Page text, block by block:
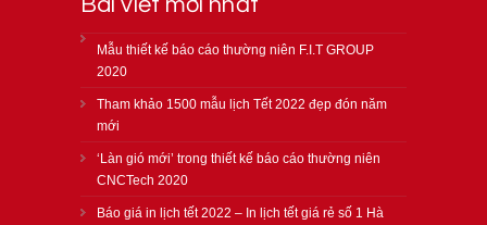
Mẫu thiết kế báo cáo thường niên F.I.T GROUP
2020
Tham khảo 1500 mẫu lịch Tết 2022 đẹp đón năm
mới
‘Làn gió mới’ trong thiết kế báo cáo thường niên
CNCTech 2020
Báo giá in lịch tết 2022 – In lịch tết giá rẻ số 1 Hà